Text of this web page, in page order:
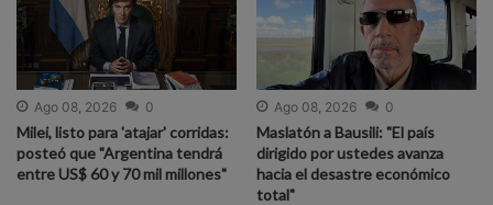
Ago 08, 2026 0
Milei, listo para 'atajar' corridas:
posteó que "Argentina tendrá
entre US$ 60 y 70 mil millones"
Ago 08, 2026 0
Maslatón a Bausili: "El país
dirigido por ustedes avanza
hacia el desastre económico
total"